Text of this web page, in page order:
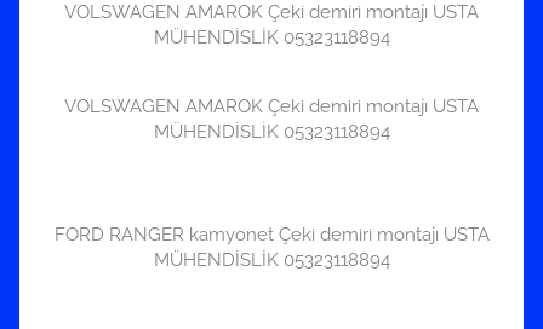
VOLSWAGEN AMAROK Çeki demiri montajı USTA
MÜHENDİSLİK 05323118894
VOLSWAGEN AMAROK Çeki demiri montajı USTA
MÜHENDİSLİK 05323118894
FORD RANGER kamyonet Çeki demiri montajı USTA
MÜHENDİSLİK 05323118894